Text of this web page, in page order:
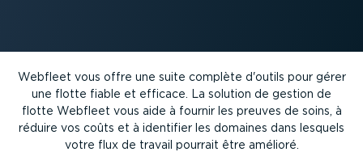
Webfleet vous offre une suite complète d'outils pour gérer
une flotte fiable et efficace. La solution de gestion de
flotte Webfleet vous aide à fournir les preuves de soins, à
réduire vos coûts et à identifier les domaines dans lesquels
votre flux de travail pourrait être amélioré.